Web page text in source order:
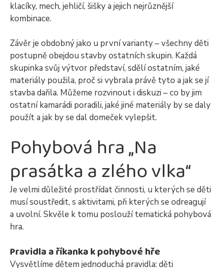
klacíky, mech, jehličí, šišky a jejich nejrůznější
kombinace.
Závěr je obdobný jako u první varianty – všechny děti
postupně obejdou stavby ostatních skupin. Každá
skupinka svůj výtvor představí, sdělí ostatním, jaké
materiály použila, proč si vybrala právě tyto a jak se jí
stavba dařila. Můžeme rozvinout i diskuzi – co by jim
ostatní kamarádi poradili, jaké jiné materiály by se daly
použít a jak by se dal domeček vylepšit.
Pohybová hra „Na
prasátka a zlého vlka“
Je velmi důležité prostřídat činnosti, u kterých se děti
musí soustředit, s aktivitami, při kterých se odreagují
a uvolní. Skvěle k tomu poslouží tematická pohybová
hra.
Pravidla a říkanka k pohybové hře
Vysvětlíme dětem jednoduchá pravidla: děti